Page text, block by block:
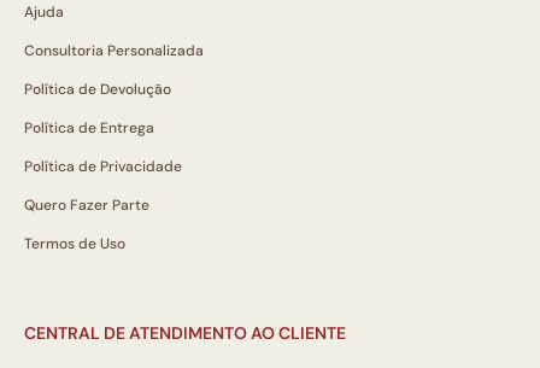
Ajuda
Consultoria Personalizada
Política de Devolução
Política de Entrega
Política de Privacidade
Quero Fazer Parte
Termos de Uso
CENTRAL DE ATENDIMENTO AO CLIENTE